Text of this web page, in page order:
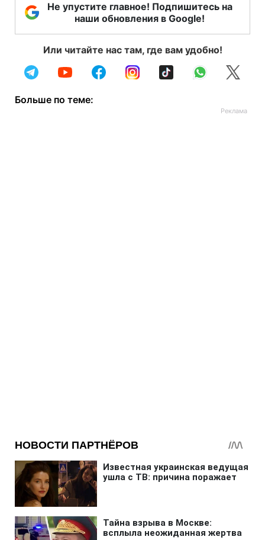
Не упустите главное! Подпишитесь на
наши обновления в Google!
Или читайте нас там, где вам удобно!
Больше по теме: